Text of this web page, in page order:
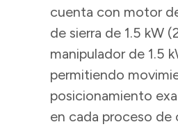
cuenta con motor
de sierra de 1.5 kW
manipulador de 1.5
permitiendo
posicionamiento
en cada proceso de